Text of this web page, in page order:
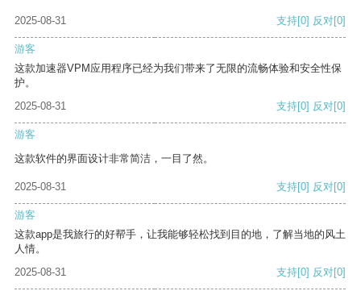
2025-08-31 支持[0] 反对[0]
游客
这款加速器VPM应用程序已经为我们带来了无限的流畅体验和安全性保
护。
2025-08-31
支持[0] 反对[0]
游客
这款软件的界面设计非常简洁，一目了然。
2025-08-31 支持[0] 反对[0]
游客
这款app是我旅行的好帮手，让我能够轻松找到目的地，了解当地的风土
人情。
2025-08-31
支持[0] 反对[0]